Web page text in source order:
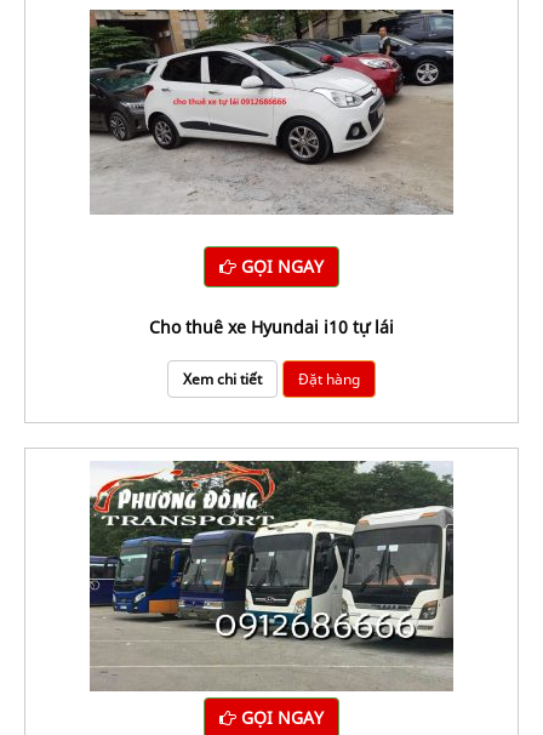
GỌI NGAY
cho thuê xe Hyundai i10 tự lái
Xem chi tiết Đặt hàng
GỌI NGAY